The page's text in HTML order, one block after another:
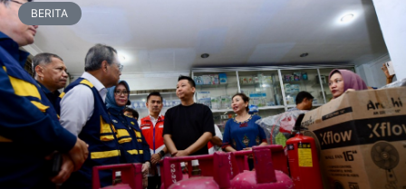
BERITA